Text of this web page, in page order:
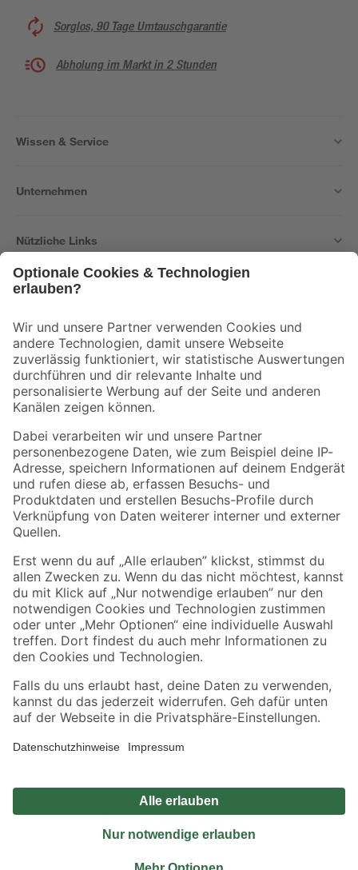
Sorglos, 90 Tage Umtauschgarantie
Abholung im Markt in 2 Stunden
Wissen & Service
Unternehmen
Nützliche Links
Der toom Newsletter: Keine Angebote und Aktionen mehr verpassen!
Zur Newsletter Anmeldung
Folge uns
Zahlungsarten Versandarten
Sicher einkaufen
Jetzt die toom-App herunterladen
Alle Preisangaben in EUR inkl. gesetzl. MwSt.. Die dargestellten Angebote sind unter
Umständen nicht in allen Märkten verfügbar. Die angegebenen Verfügbarkeiten beziehen
Produkte nur solange der Vorrat reicht.
*Paketversand ab 59 € versandkostenfrei, gilt nicht für Artikel mit Speditionsversand, hier
Privatsphäre Impressum
Nutzungsbedingungen
Widerrufsrecht
Vertrag widerrufen